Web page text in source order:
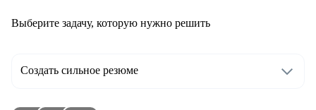
Выберите задачу, которую нужно решить
Создать сильное резюме